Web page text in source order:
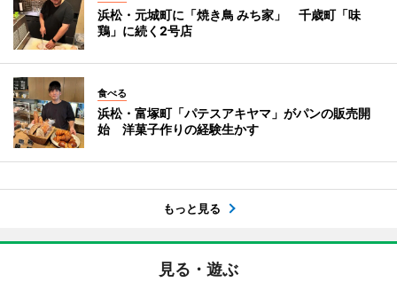
浜松・元城町に「焼き鳥 みち家」 千歳町「味
鶏」に続く2号店
食べる
浜松・富塚町「パテスアキヤマ」がパンの販売開
始 洋菓子作りの経験生かす
もっと見る
見る・遊ぶ